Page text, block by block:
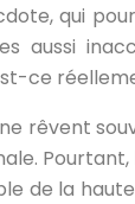
qui
aussi
ce
rêvent
Pourtant,
de la